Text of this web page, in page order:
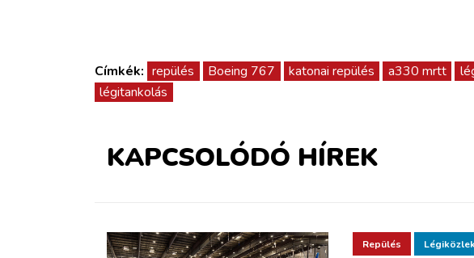
Címkék: repülés Boeing 767 katonai repülés a330 mrtt
légitankolás
KAPCSOLÓDÓ HÍREK
Repülés